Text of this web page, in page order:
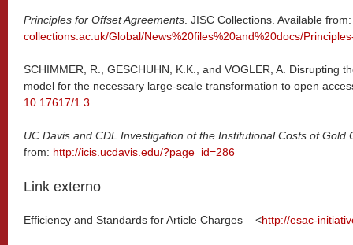
Principles for Offset Agreements. JISC Collections. Available
collections.ac.uk/Global/News%20files%20and%20docs/
SCHIMMER, R., GESCHUHN, K.K., and VOGLER, A. Disrupting
model for the necessary large-scale transformation to open
10.17617/1.3.
UC Davis and CDL Investigation of the Institutional Costs of Gold
from: http://icis.ucdavis.edu/?page_id=286
Link externo
Efficiency and Standards for Article Charges – <http://esac-